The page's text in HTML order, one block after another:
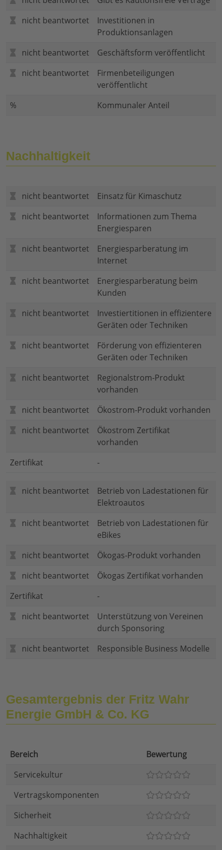
nicht beantwortet
Investitionen in
Produktionsanlagen
nicht beantwortet
Geschäftsform veröffentlicht
nicht beantwortet
Firmenbeteiligungen
veröffentlicht
%
Kommunaler Anteil
Nachhaltigkeit
nicht beantwortet
Einsatz für Kimaschutz
nicht beantwortet
Informationen zum Thema
Energiesparen
nicht beantwortet
Energiesparberatung im
Internet
nicht beantwortet
Energiesparberatung beim
Kunden
nicht beantwortet
Investiertitionen in effizientere
Geräten oder Techniken
nicht beantwortet
Förderung von effizienteren
Geräten oder Techniken
nicht beantwortet
Regionalstrom-Produkt
vorhanden
nicht beantwortet
Ökostrom-Produkt vorhanden
nicht beantwortet
Ökostrom Zertifikat
vorhanden
Zertifikat
-
nicht beantwortet
Betrieb von Ladestationen für
Elektroautos
nicht beantwortet
Betrieb von Ladestationen für
eBikes
nicht beantwortet
Ökogas-Produkt vorhanden
nicht beantwortet
Ökogas Zertifikat vorhanden
Zertifikat
-
nicht beantwortet
Unterstützung von Vereinen
durch Sponsoring
nicht beantwortet
Responsible Business Modelle
Gesamtergebnis der Fritz Wahr
Energie GmbH & Co. KG
Bereich
Bewertung
Servicekultur
Vertragskomponenten
Sicherheit
Nachhaltigkeit